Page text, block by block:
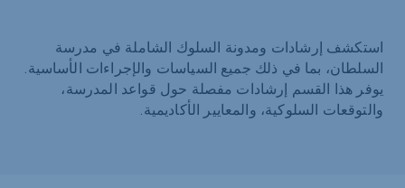
استكشف إرشادات ومدونة السلوك الشاملة في مدرسة
السلطان، بما في ذلك جميع السياسات والإجراءات الأساسية.
يوفر هذا القسم إرشادات مفصلة حول قواعد المدرسة،
والتوقعات السلوكية، والمعايير الأكاديمية.